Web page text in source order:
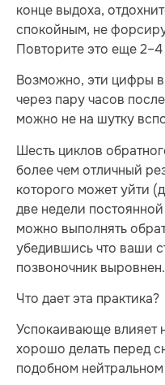
конце выдоха,
спокойным, не
Повторите это еще 2–4
Возможно, эти цифры
через пару часов
можно не на шутку
Шесть циклов
более чем отличный
которого может уйти
две недели
можно выполнять
убедившись что ваши
позвоночник выровнен.
Что дает эта практика?
Успокаивающе влияет
хорошо делать перед
подобном